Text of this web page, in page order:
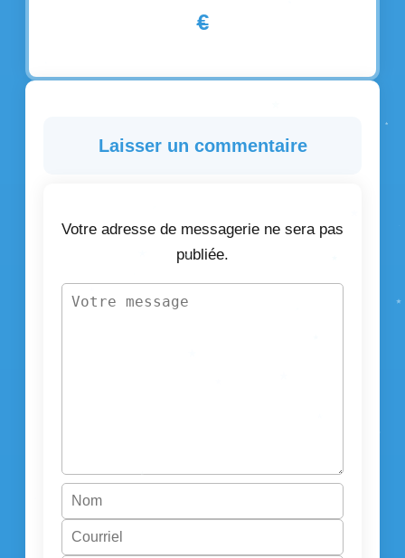
€
Laisser un commentaire
Votre adresse de messagerie ne sera pas
publiée.